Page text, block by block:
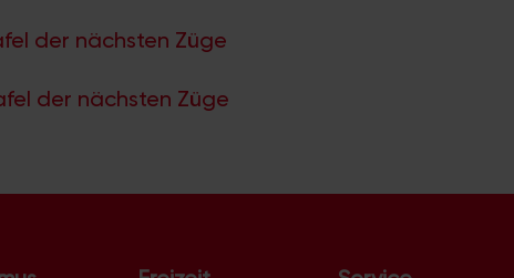
der nächsten Züge
der nächsten Züge